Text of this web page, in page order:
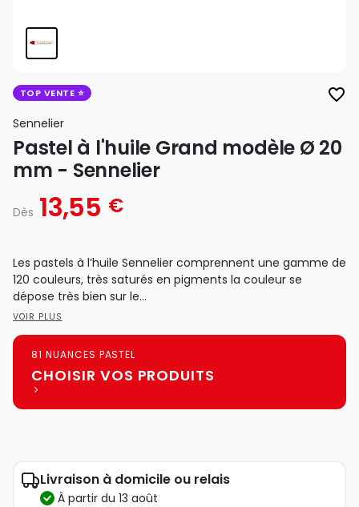
TOP VENTE favorite_border
Sennelier
Pastel à l'huile Grand modèle Ø 20
mm - Sennelier
Dès 13,55 €
Les pastels à l’huile Sennelier comprennent une gamme de
120 couleurs, très saturés en pigments la couleur se
dépose très bien sur le...
VOIR PLUS
81 NUANCES PASTEL
CHOISIR VOS PRODUITS
Livraison à domicile ou relais
à partir du 13 août